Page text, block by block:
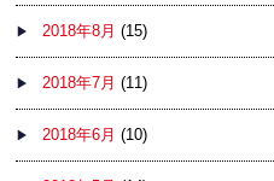
2018年8月 (15)
2018年7月 (11)
2018年6月 (10)